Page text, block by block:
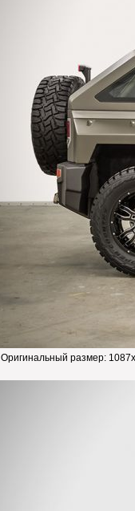
Оригинальный размер: